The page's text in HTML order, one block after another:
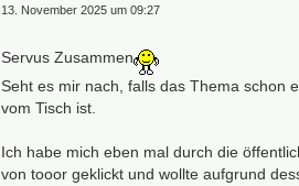
13. November 2025 um 09:27
Servus Zusammen
Seht es mir nach, falls das Thema schon
vom Tisch ist.
Ich habe mich eben mal durch die
von tooor geklickt und wollte aufgrund